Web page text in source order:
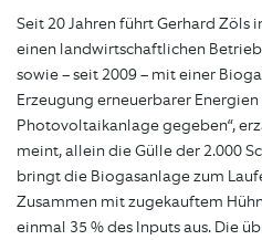
Seit 20 Jahren führt Gerhard Zöls
einen landwirtschaftlichen
sowie – seit 2009 – mit einer
Erzeugung erneuerbarer
Photovoltaikanlage gegeben“,
meint, allein die Gülle der 2.000
bringt die Biogasanlage zum
Zusammen mit zugekauftem
einmal 35 % des Inputs aus. Die